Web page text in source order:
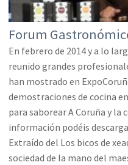
Forum
En febrero de 2014 y a lo
reunido grandes
han mostrado en
demostraciones de cocina
para saborear A Coruña y la
información podéis
Extraído del Los bicos de
sociedad de la mano del